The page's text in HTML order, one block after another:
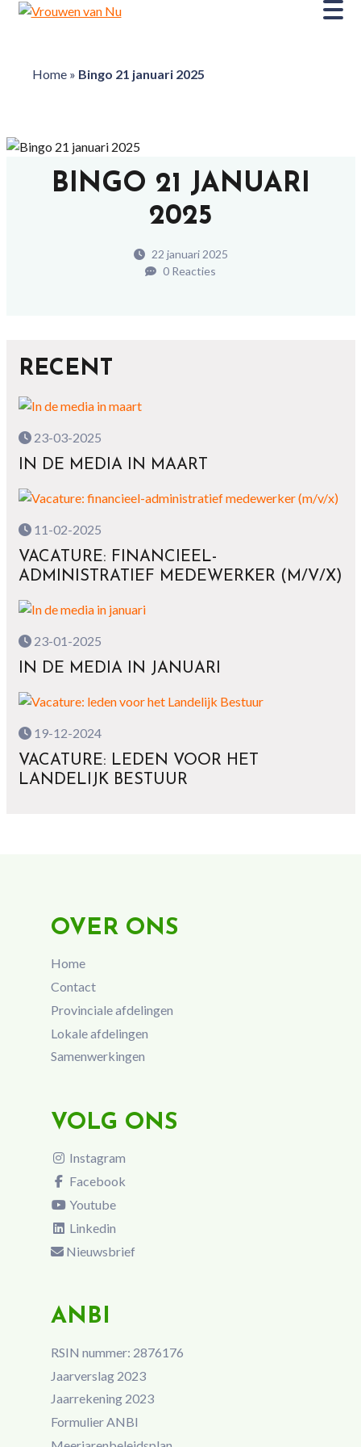
Home» Bingo 21 januari 2025
BINGO 21 JANUARI
2025
22 januari 2025
0 Reacties
RECENT
23-03-2025
IN DE MEDIA IN MAART
11-02-2025
VACATURE: FINANCIEEL-
ADMINISTRATIEF MEDEWERKER (M/V/X)
23-01-2025
IN DE MEDIA IN JANUARI
19-12-2024
VACATURE: LEDEN VOOR HET
LANDELIJK BESTUUR
OVER ONS
Home
Contact
Provinciale afdelingen
Lokale afdelingen
Samenwerkingen
VOLG ONS
Instagram
Facebook
Youtube
Linkedin
Nieuwsbrief
ANBI
RSIN nummer: 2876176
Jaarverslag 2023
Jaarrekening 2023
Formulier ANBI